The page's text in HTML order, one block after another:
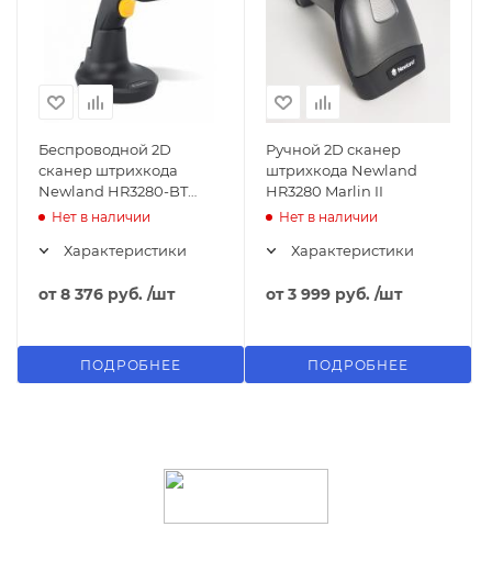
Беспроводной 2D
сканер штрихкода
Newland HR3280-BT
Marlin
Нет в наличии
Характеристики
от8 376 руб. /шт
ПОДРОБНЕЕ
Ручной 2D сканер
штрихкода Newland
HR3280 Marlin II
Нет в наличии
Характеристики
от3 999 руб. /шт
ПОДРОБНЕЕ